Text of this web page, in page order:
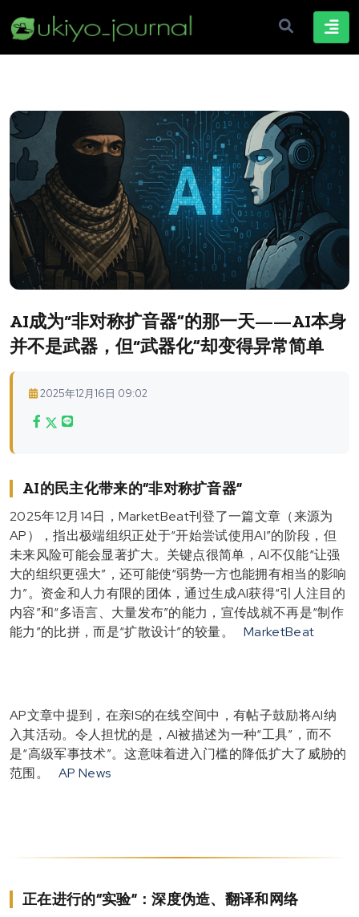
AI成为“非对称扩音器”的那一天——AI本身
并不是武器，但“武器化”却变得异常简单
2025年12月16日 09:02
AI的民主化带来的“非对称扩音器”
2025年12月14日，MarketBeat刊登了一篇文章（来源为
AP），指出极端组织正处于“开始尝试使用AI”的阶段，但
未来风险可能会显著扩大。关键点很简单，AI不仅能“让强
大的组织更强大”，还可能使“弱势一方也能拥有相当的影响
力”。资金和人力有限的团体，通过生成AI获得“引人注目的
内容”和“多语言、大量发布”的能力，宣传战就不再是“制作
能力”的比拼，而是“扩散设计”的较量。
MarketBeat
AP文章中提到，在亲IS的在线空间中，有帖子鼓励将AI纳
入其活动。令人担忧的是，AI被描述为一种“工具”，而不
是“高级军事技术”。这意味着进入门槛的降低扩大了威胁的
范围。
AP News
正在进行的“实验”：深度伪造、翻译和网络